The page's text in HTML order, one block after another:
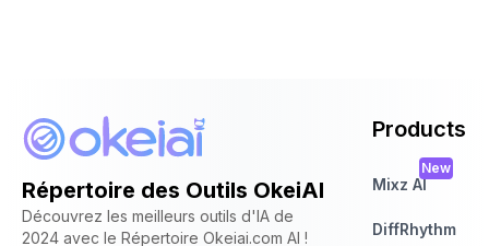
Répertoire des Outils OkeiAI
Découvrez les meilleurs outils d'IA de
2024 avec le Répertoire Okeiai.com AI !
Products
Mixz AI
New
DiffRhythm